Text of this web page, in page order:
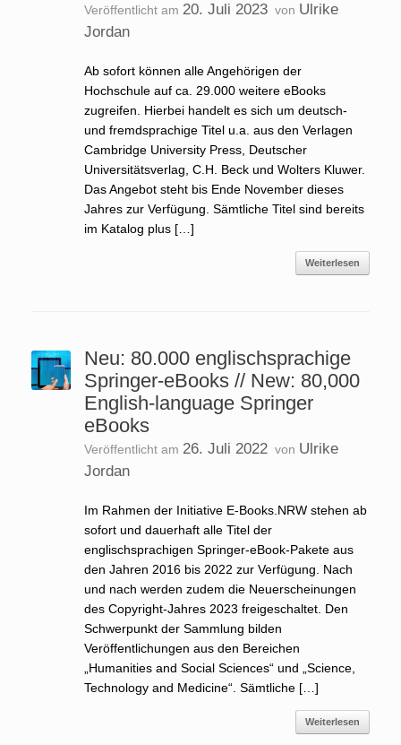
Veröffentlicht am 20. Juli 2023 von Ulrike
Jordan
Ab sofort können alle Angehörigen der
Hochschule auf ca. 29.000 weitere eBooks
zugreifen. Hierbei handelt es sich um deutsch-
und fremdsprachige Titel u.a. aus den Verlagen
Cambridge University Press, Deutscher
Universitätsverlag, C.H. Beck und Wolters Kluwer.
Das Angebot steht bis Ende November dieses
Jahres zur Verfügung. Sämtliche Titel sind bereits
im Katalog plus […]
Weiterlesen
Neu: 80.000 englischsprachige
Springer-eBooks // New: 80,000
English-language Springer
eBooks
Veröffentlicht am 26. Juli 2022 von Ulrike
Jordan
Im Rahmen der Initiative E-Books.NRW stehen ab
sofort und dauerhaft alle Titel der
englischsprachigen Springer-eBook-Pakete aus
den Jahren 2016 bis 2022 zur Verfügung. Nach
und nach werden zudem die Neuerscheinungen
des Copyright-Jahres 2023 freigeschaltet. Den
Schwerpunkt der Sammlung bilden
Veröffentlichungen aus den Bereichen
„Humanities and Social Sciences“ und „Science,
Technology and Medicine“. Sämtliche […]
Weiterlesen